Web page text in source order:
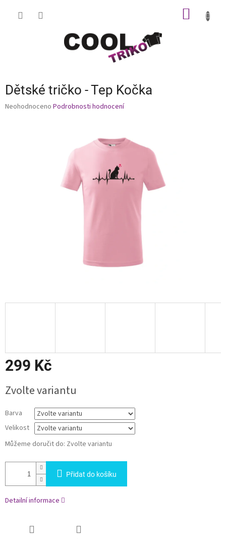
Dětské tričko - Tep Kočka
Průměrné
Neohodnoceno Podrobnosti hodnocení
299 Kč
cena:
Zvolte variantu
Barva
Velikost
Můžeme doručit do: Zvolte variantu
Přidat do košíku
Detailní informace